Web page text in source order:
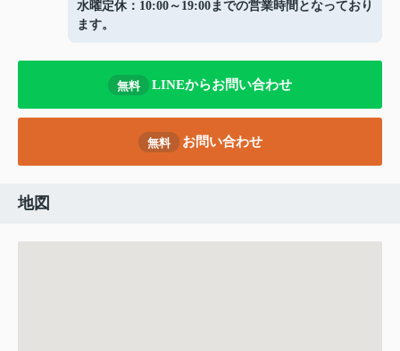
水曜定休：10:00～19:00までの営業時間となっており
ます。
無料 LINEからお問い合わせ
無料 お問い合わせ
地図